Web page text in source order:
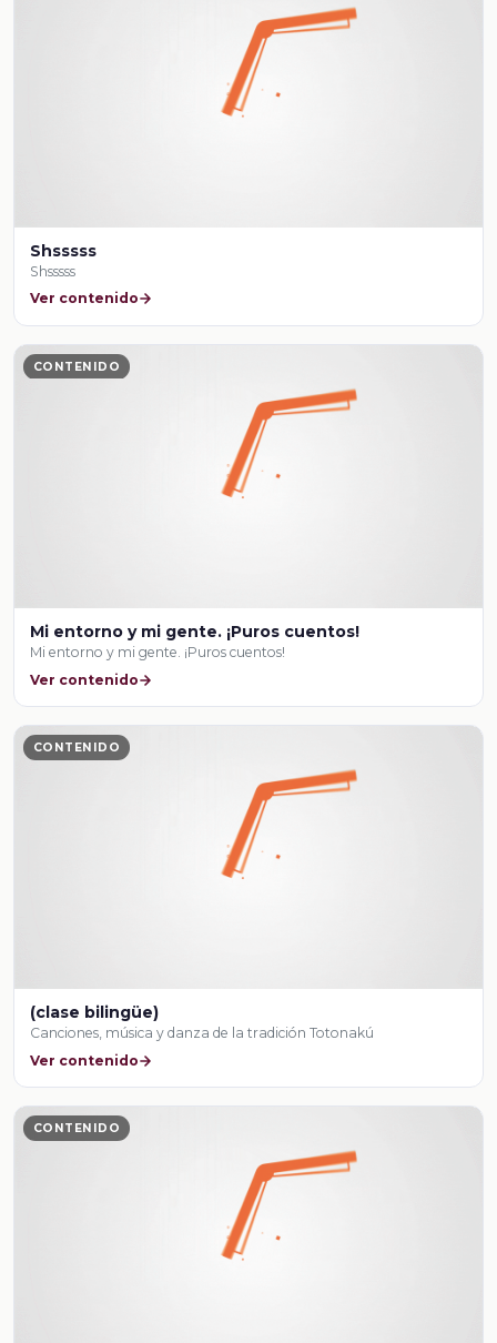
Shsssss
Shsssss
Ver contenido
CONTENIDO
Mi entorno y mi gente. ¡Puros cuentos!
Mi entorno y mi gente. ¡Puros cuentos!
Ver contenido
CONTENIDO
(clase bilingüe)
Canciones, música y danza de la tradición Totonakú
Ver contenido
CONTENIDO